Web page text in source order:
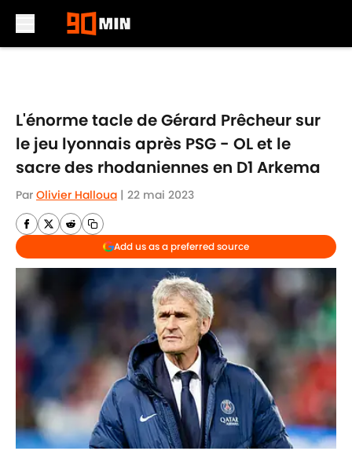
L'énorme tacle de Gérard Prêcheur sur
le jeu lyonnais après PSG - OL et le
sacre des rhodaniennes en D1 Arkema
Par Olivier Halloua | 22 mai 2023
Add us as a preferred source